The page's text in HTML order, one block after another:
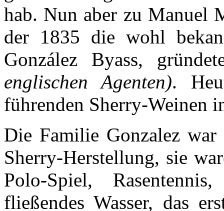
hab. Nun aber zu Manuel
der 1835 die wohl
González Byass,
englischen Agenten).
führenden Sherry-Weinen
Die Familie Gonzalez
Sherry-Herstellung, sie
Polo-Spiel,
fließendes Wasser, das